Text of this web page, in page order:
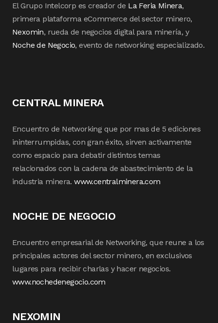
El Grupo Intelcorp es creador de La Feria Minera,
primera plataforma eCommerce del sector minero,
Nexomin, rueda de negocios digital para minería, y
Noche de Negocio, evento de networking especializado.
CENTRAL MINERA
Encuentro de Networking que por mas de 5 ediciones
ininterrumpidas, con gran éxito, sirven activamente
como espacio para debatir distintos temas
relacionados con la cadena de abastecimiento de la
industria minera.www.centralminera.com
NOCHE DE NEGOCIO
Encuentro empresarial de Networking, que reune a los
principales actores del sector minero, en exclusivos
lugares para recibir charlas y hacer negocios.
www.nochedenegocio.com
NEXOMIN